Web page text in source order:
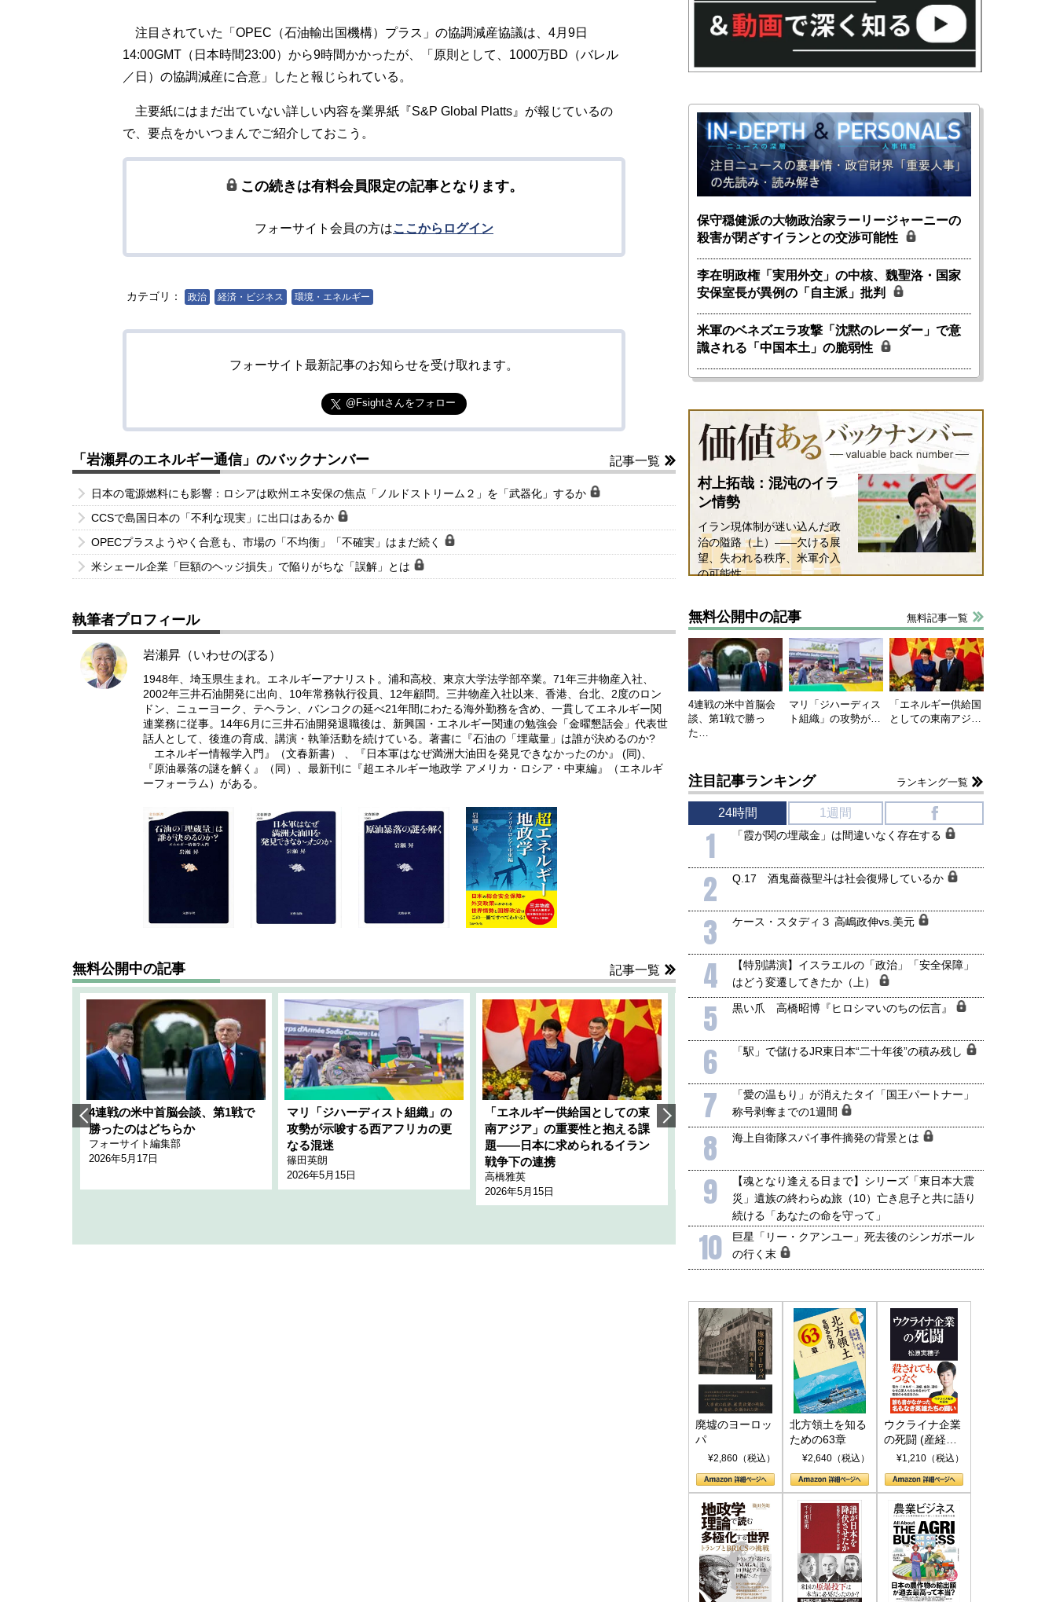
注目されていた「OPEC（石油輸出国機構）プラス」の協調減産協議は、4月9日
14:00GMT（日本時間23:00）から9時間かかったが、「原則として、1000万BD（バレル
／日）の協調減産に合意」したと報じられている。
主要紙にはまだ出ていない詳しい内容を業界紙『S&P Global Platts』が報じているの
で、要点をかいつまんでご紹介しておこう。
この続きは有料会員限定の記事となります。
フォーサイト会員の方はここからログイン
カテゴリ： 政治 経済・ビジネス 環境・エネルギー
フォーサイト最新記事のお知らせを受け取れます。
@Fsightさんをフォロー
「岩瀬昇のエネルギー通信」のバックナンバー 記事一覧
日本の電源燃料にも影響：ロシアは欧州エネ安保の焦点「ノルドストリーム２」を「武器化」するか
CCSで島国日本の「不利な現実」に出口はあるか
OPECプラスようやく合意も、市場の「不均衡」「不確実」はまだ続く
米シェール企業「巨額のヘッジ損失」で陥りがちな「誤解」とは
執筆者プロフィール
岩瀬昇（いわせのぼる）
1948年、埼玉県生まれ。エネルギーアナリスト。浦和高校、東京大学法学部卒業。71年三井物産入社、
2002年三井石油開発に出向、10年常務執行役員、12年顧問。三井物産入社以来、香港、台北、2度のロン
ドン、ニューヨーク、テヘラン、バンコクの延べ21年間にわたる海外勤務を含め、一貫してエネルギー関
連業務に従事。14年6月に三井石油開発退職後は、新興国・エネルギー関連の勉強会「金曜懇話会」代表世
話人として、後進の育成、講演・執筆活動を続けている。著書に『石油の「埋蔵量」は誰が決めるのか?
エネルギー情報学入門』（文春新書） 、『日本軍はなぜ満洲大油田を発見できなかったのか』 (同)、
『原油暴落の謎を解く』（同）、最新刊に『超エネルギー地政学 アメリカ・ロシア・中東編』（エネルギ
ーフォーラム）がある。
無料公開中の記事 記事一覧
4連戦の米中首脳会談、第1戦で
勝ったのはどちらか
フォーサイト編集部
2026年5月17日
マリ「ジハーディスト組織」の
攻勢が示唆する西アフリカの更
なる混迷
篠田英朗
2026年5月15日
「エネルギー供給国としての東
南アジア」の重要性と抱える課
題――日本に求められるイラン
戦争下の連携
高橋雅英
2026年5月15日
韓国にも理解してほしい「極東
1905年体制」における日米韓安
全保障協力の意味
千々和泰明
2026年5月15日
ネルギー転換が「中国依存」に
行き着くリスク
2026年5月14日
保守穏健派の大物政治家ラーリージャーニーの
殺害が閉ざすイランとの交渉可能性
李在明政権「実用外交」の中核、魏聖洛・国家
安保室長が異例の「自主派」批判
米軍のベネズエラ攻撃「沈黙のレーダー」で意
識される「中国本土」の脆弱性
村上拓哉：混沌のイラ
ン情勢
イラン現体制が迷い込んだ政
治の隘路（上）――欠ける展
望、失われる秩序、米軍介入
の可能性
無料公開中の記事 無料記事一覧
4連戦の米中首脳会
談、第1戦で勝っ
た…
マリ「ジハーディス
ト組織」の攻勢が…
「エネルギー供給国
としての東南アジ…
注目記事ランキング ランキング一覧
24時間 1週間
1 「霞が関の埋蔵金」は間違いなく存在する
2 Q.17 酒鬼薔薇聖斗は社会復帰しているか
3 ケース・スタディ３ 高嶋政伸vs.美元
4
【特別講演】イスラエルの「政治」「安全保障」
はどう変遷してきたか（上）
5 黒い爪 高橋昭博『ヒロシマいのちの伝言』
6 「駅」で儲けるJR東日本“二十年後”の積み残し
7
「愛の温もり」が消えたタイ「国王パートナー」
称号剥奪までの1週間
8 海上自衛隊スパイ事件摘発の背景とは
9
【魂となり逢える日まで】シリーズ「東日本大震
災」遺族の終わらぬ旅（10）亡き息子と共に語り
続ける「あなたの命を守って」
10
巨星「リー・クアンユー」死去後のシンガポール
の行く末
廃墟のヨーロッ
パ
¥2,860（税込）
北方領土を知る
ための63章
¥2,640（税込）
ウクライナ企業
の死闘 (産経セ
レクト S 039)
¥1,210（税込）